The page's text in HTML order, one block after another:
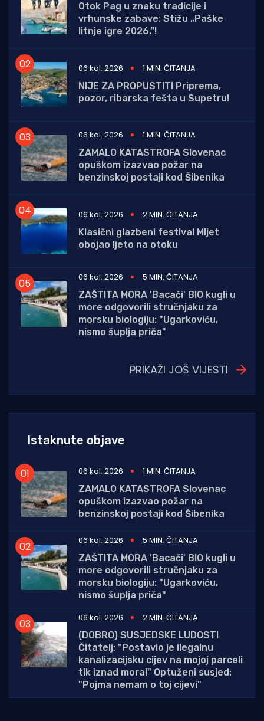
Otok Pag u znaku tradicije i
vrhunske zabave: Stižu „Paške
litnje igre 2026.”!
06 kol. 2026
1 MIN. ČITANJA
NIJE ZA PROPUSTITI Priprema,
pozor, ribarska fešta u Supetru!
06 kol. 2026
1 MIN. ČITANJA
ZAMALO KATASTROFA Slovenac
opuškom izazvao požar na
benzinskoj postaji kod Šibenika
06 kol. 2026
2 MIN. ČITANJA
Klasični glazbeni festival Mljet
obojao ljeto na otoku
06 kol. 2026
5 MIN. ČITANJA
ZAŠTITA MORA 'Bacači' BIO kugli u
more odgovorili stručnjaku za
morsku biologiju: "Ugarkoviću,
nismo šuplja priča"
PRIKAŽI JOŠ VIJESTI
Istaknute objave
06 kol. 2026
1 MIN. ČITANJA
ZAMALO KATASTROFA Slovenac
opuškom izazvao požar na
benzinskoj postaji kod Šibenika
06 kol. 2026
5 MIN. ČITANJA
ZAŠTITA MORA 'Bacači' BIO kugli u
more odgovorili stručnjaku za
morsku biologiju: "Ugarkoviću,
nismo šuplja priča"
06 kol. 2026
2 MIN. ČITANJA
(DOBRO) SUSJEDSKE LUDOSTI
Čitatelj: "Postavio je ilegalnu
kanalizacijsku cijev na mojoj parceli
tik iznad mora!" Optuženi susjed:
"Pojma nemam o toj cijevi"